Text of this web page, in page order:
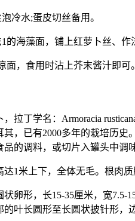
水;蛋皮切丝备用。
海藻面，铺上红萝卜丝、作
，食用时沾上芥末酱汁即可。
丁学名：Armoracia
，已有2000多年的栽培历
的调料，或切片入罐头中调
米上下，全体无毛。根肉质
形，长15-35厘米，宽7.5-
叶长圆形至长圆状披针形，